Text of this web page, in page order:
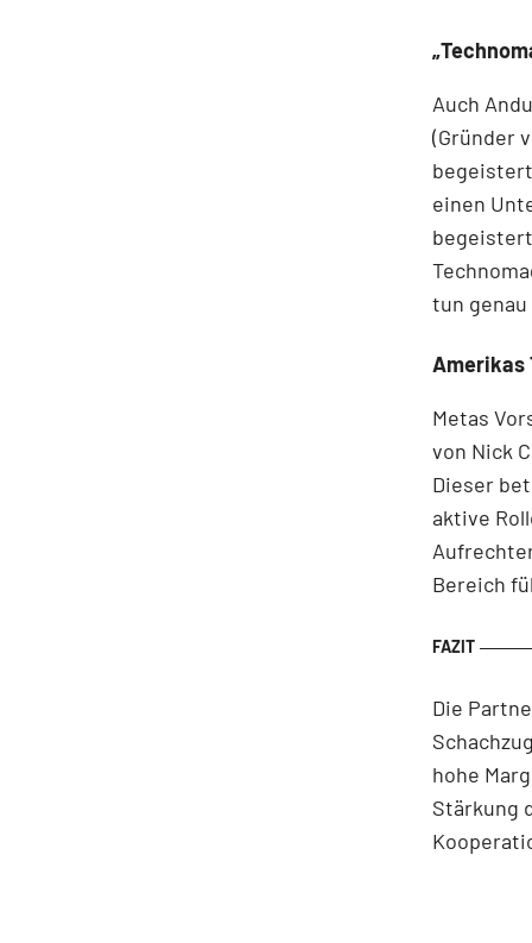
Auch
(Gründer
einen
tun genau
Amerikas
Metas
von Nick
Dieser
aktive
Bereich
Die
hohe
Stärkung